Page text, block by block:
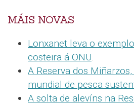
MÁIS NOVAS
Lonxanet leva o
costeira á ONU.
A Reserva dos
mundial de pesca
A solta de alevíns na